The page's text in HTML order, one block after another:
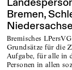
Bremen,
Bremisches
Grundsätze für die
Aufgabe, für alle in
Personen in allen